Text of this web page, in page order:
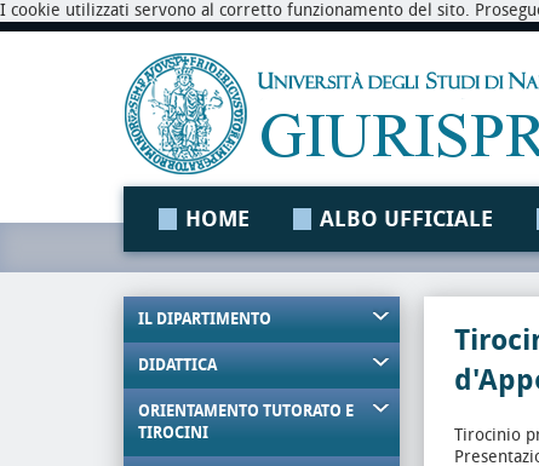
I cookie utilizzati servono al corretto funzionamento del sito.
HOME ALBO UFFICIALE
IL DIPARTIMENTO
DIDATTICA
ORIENTAMENTO TUTORATO E
TIROCINI
Tirocinio